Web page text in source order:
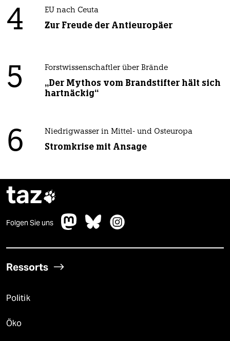
4 EU nach Ceuta
Zur Freude der Antieuropäer
5 Forstwissenschaftler über Brände
„Der Mythos vom Brandstifter hält sich
hartnäckig“
6 Niedrigwasser in Mittel- und Osteuropa
Stromkrise mit Ansage
taz
Folgen Sie uns
Ressorts
Politik
Öko